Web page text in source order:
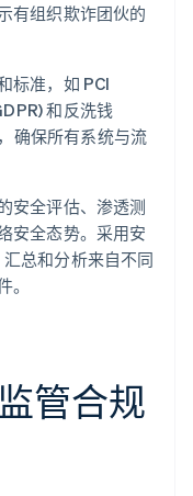
有组织欺诈团伙的
标准，如 PCI
和反洗钱
确保所有系统与流
安全评估、渗透测
安全态势。采用安
总和分析来自不同
。
管合规